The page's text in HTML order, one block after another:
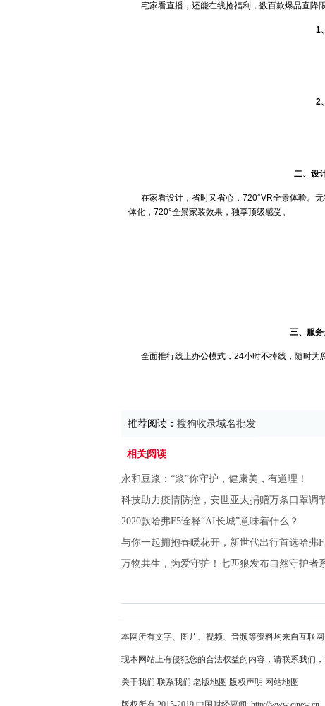
宅家看直播，还能在线抢福利，数百款爆品直降限
1
2
二、设
在家看设计，省时又省心，720°VR全景体验。
体化，720°全景家装效果，独享顶级感受。
三、服
全面推行线上办公模式，24小时不掉线，随时为
推荐阅读： 搜狗收录域名批发
相关阅读
永和豆浆：“浆”你守护，健康美，有道理！
科技助力疫情防控，安世亚太捐赠万条口罩调
2020款哈弗F5诠释“AI长城”意味着什么？
与你一起拥抱春暖花开，新世代出行首选哈弗
万物共生，为爱守护！七匹狼发布自然守护者
本网所有文字、图片、视频、音频等资料均来自互联
现本网站上有侵犯您的合法权益的内容，请联系我们
关于我们 联系我们 老版地图 版权声明 网站地图